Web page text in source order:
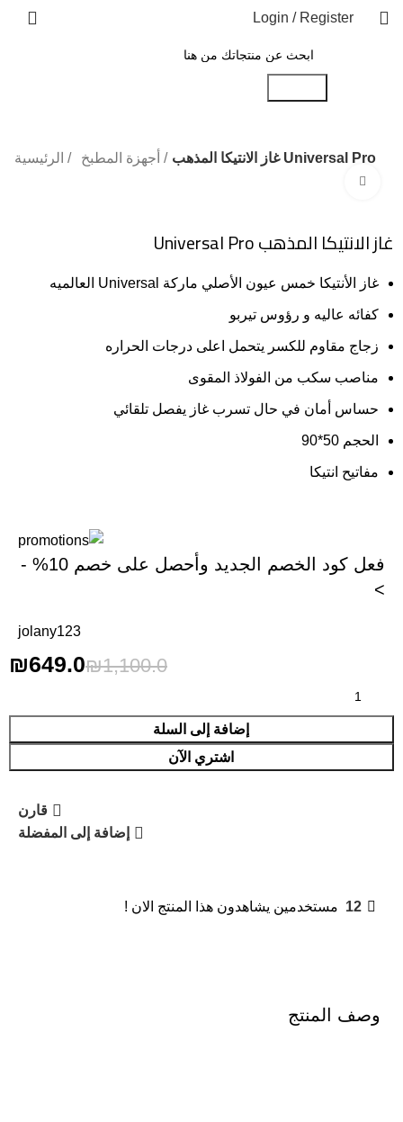
Login / Register
غاز الانتيكا المذهب Universal Pro
غاز الانتيكا المذهب Universal Pro
غاز الأنتيكا خمس عيون الأصلي ماركة Universal العالميه
كفائه عاليه و رؤوس تيربو
زجاج مقاوم للكسر يتحمل اعلى درجات الحراره
مناصب سكب من الفولاذ المقوى
حساس أمان في حال تسرب غاز يفصل تلقائي
الحجم 50*90
مفاتيح انتيكا
فعل كود الخصم الجديد وأحصل على خصم 10% -
>
jolany123
₪1,100.0
₪649.0
إضافة إلى السلة
اشتري الآن
قارن
إضافة إلى المفضلة
12 مستخدمين يشاهدون هذا المنتج الان !
وصف المنتج